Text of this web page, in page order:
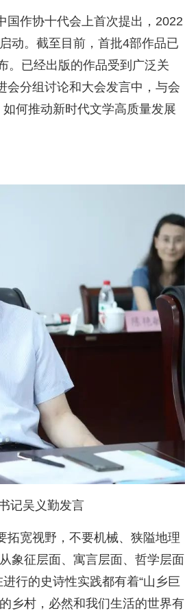
国作协十代会上首次提出，2022
动。截至目前，首批4部作品已
。已经出版的作品受到广泛关
会分组讨论和大会发言中，与会
何推动新时代文学高质量发展
记吴义勤发言
拓宽视野，不要机械、狭隘地理
象征层面、寓言层面、哲学层面
行的史诗性实践都有着“山乡巨
乡村，必然和我们生活的世界有